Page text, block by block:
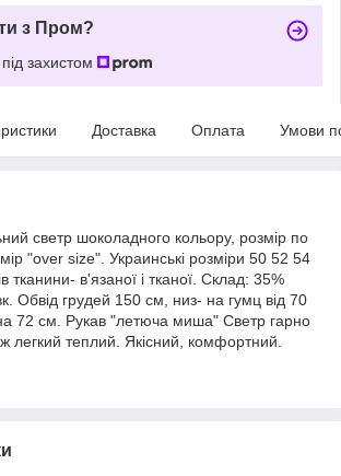
з Пром?
захистом
Доставка Оплата Умови
светр шоколадного кольору, розмір по
"over size". Украинські розміри 50 52 54
тканини- в'язаної і тканої. Склад: 35%
Обвід грудей 150 см, низ- на гумц від 70
72 см. Рукав "летюча миша" Светр гарно
легкий теплий. Якісний, комфортний.